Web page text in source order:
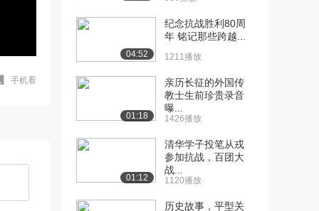
手机看
04:52
纪念抗战胜利80周
年 铭记那些跨越...
1211播放
01:18
亲历长征的外国传
教士生前珍贵录音
曝...
1426播放
01:12
清华学子投笔从戎
参加抗战，百团大
战...
1120播放
历史故事，平型关